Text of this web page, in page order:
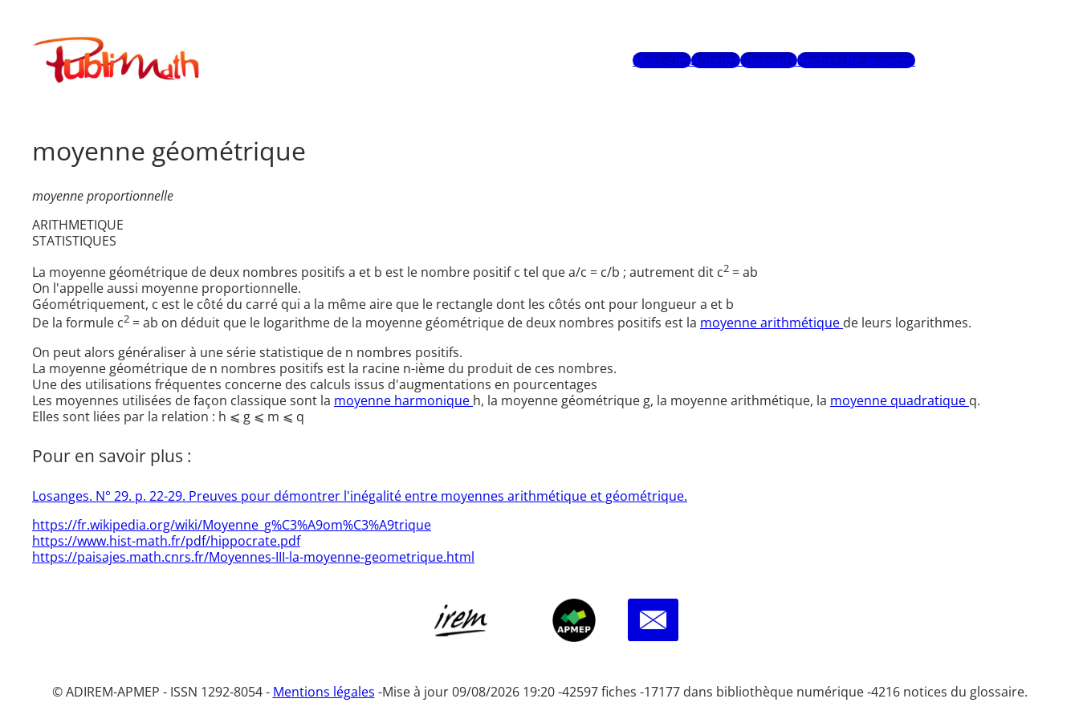
contenuPublimath
Mots-clésAuteursGlossaireRecherche avancée
moyenne géométrique
moyenne proportionnelle
ARITHMETIQUE
STATISTIQUES
La moyenne géométrique de deux nombres positifs a et b est le nombre positif c tel que a/c = c/b ; autrement dit c2 = ab
On l'appelle aussi moyenne proportionnelle.
Géométriquement, c est le côté du carré qui a la même aire que le rectangle dont les côtés ont pour longueur a et b
De la formule c2 = ab on déduit que le logarithme de la moyenne géométrique de deux nombres positifs est la moyenne arithmétique de leurs logarithmes.
On peut alors généraliser à une série statistique de n nombres positifs.
La moyenne géométrique de n nombres positifs est la racine n-ième du produit de ces nombres.
Une des utilisations fréquentes concerne des calculs issus d'augmentations en pourcentages
Les moyennes utilisées de façon classique sont la moyenne harmonique h, la moyenne géométrique g, la moyenne arithmétique, la moyenne quadratique q.
Elles sont liées par la relation : h ⩽ g ⩽ m ⩽ q
Pour en savoir plus :
Losanges. N° 29. p. 22-29. Preuves pour démontrer l'inégalité entre moyennes arithmétique et géométrique.
https://fr.wikipedia.org/wiki/Moyenne_g%C3%A9om%C3%A9trique
https://www.hist-math.fr/pdf/hippocrate.pdf
https://paisajes.math.cnrs.fr/Moyennes-III-la-moyenne-geometrique.html
© ADIREM-APMEP - ISSN 1292-8054 - Mentions légales -Mise à jour 09/08/2026 19:20 -42597 fiches -17177 dans bibliothèque numérique -4216 notices du glossaire.